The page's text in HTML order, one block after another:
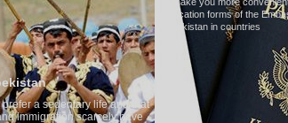
application forms of the Embassies of the Republic of
Uzbekistan in countries
Model: